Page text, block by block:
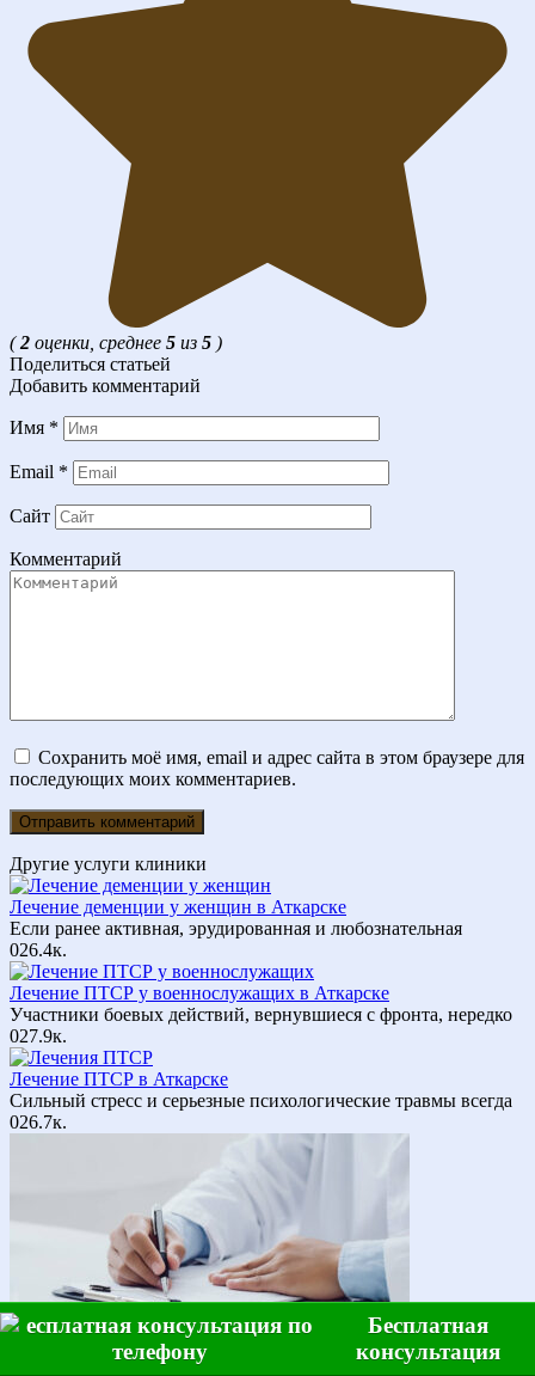
(2 оценки, среднее 5 из 5 )
Поделиться статьей
Добавить комментарий
Имя *
Email *
Сайт
Комментарий
Сохранить моё имя, email и адрес сайта в этом браузере для
последующих моих комментариев.
Другие услуги клиники
Лечение деменции у женщин в Аткарске
Если ранее активная, эрудированная и любознательная
026.4к.
Лечение ПТСР у военнослужащих в Аткарске
Участники боевых действий, вернувшиеся с фронта, нередко
027.9к.
Лечение ПТСР в Аткарске
Сильный стресс и серьезные психологические травмы всегда
026.7к.
Бесплатная
консультация